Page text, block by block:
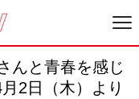
んと青春を感じ
2日（木）より